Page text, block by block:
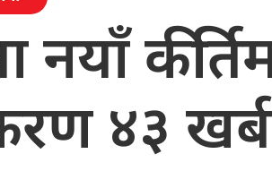
नयाँ
४३ खर्ब